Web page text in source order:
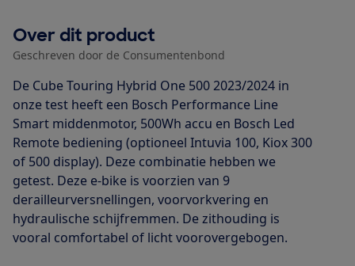
Over dit product
Geschreven door de Consumentenbond
De Cube Touring Hybrid One 500 2023/2024 in
onze test heeft een Bosch Performance Line
Smart middenmotor, 500Wh accu en Bosch Led
Remote bediening (optioneel Intuvia 100, Kiox 300
of 500 display). Deze combinatie hebben we
getest. Deze e-bike is voorzien van 9
derailleurversnellingen, voorvorkvering en
hydraulische schijfremmen. De zithouding is
vooral comfortabel of licht voorovergebogen.